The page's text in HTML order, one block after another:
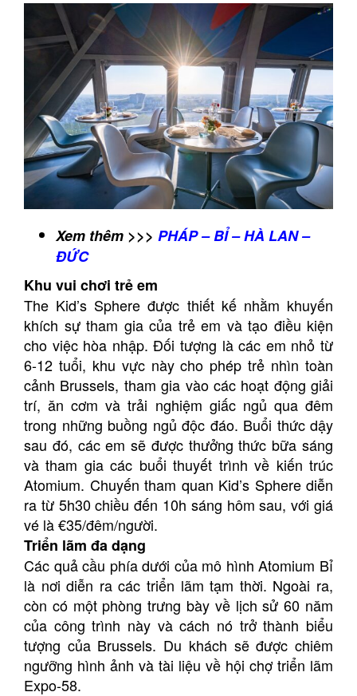
Xem thêm >>> PHÁP – BỈ – HÀ LAN –
ĐỨC
Khu vui chơi trẻ em
The Kid’s Sphere được thiết kế nhằm khuyến
khích sự tham gia của trẻ em và tạo điều kiện
cho việc hòa nhập. Đối tượng là các em nhỏ từ
6-12 tuổi, khu vực này cho phép trẻ nhìn toàn
cảnh Brussels, tham gia vào các hoạt động giải
trí, ăn cơm và trải nghiệm giấc ngủ qua đêm
trong những buồng ngủ độc đáo. Buổi thức dậy
sau đó, các em sẽ được thưởng thức bữa sáng
và tham gia các buổi thuyết trình về kiến trúc
Atomium. Chuyến tham quan Kid’s Sphere diễn
ra từ 5h30 chiều đến 10h sáng hôm sau, với giá
vé là €35/đêm/người.
Triển lãm đa dạng
Các quả cầu phía dưới của mô hình Atomium Bỉ
là nơi diễn ra các triển lãm tạm thời. Ngoài ra,
còn có một phòng trưng bày về lịch sử 60 năm
của công trình này và cách nó trở thành biểu
tượng của Brussels. Du khách sẽ được chiêm
ngưỡng hình ảnh và tài liệu về hội chợ triển lãm
Expo-58.